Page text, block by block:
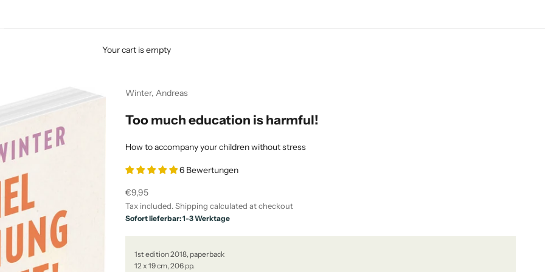
Your cart is empty
Winter, Andreas
Too much education is harmful!
How to accompany your children without stress
6 Bewertungen
Sale price
€9,95
Tax included. Shipping calculated at checkout
Sofort lieferbar: 1-3 Werktage
1st edition 2018, paperback
12 x 19 cm, 206 pp.